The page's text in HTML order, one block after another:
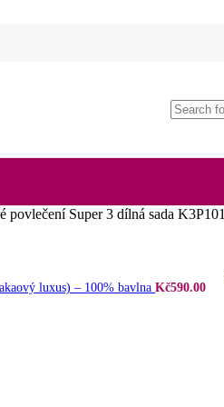
povlečení Super 3 dílná sada K3P101
luxus) – 100% bavlna Kč590.00